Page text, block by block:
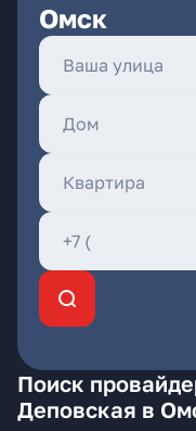
Омск
Поиск
Деповская в